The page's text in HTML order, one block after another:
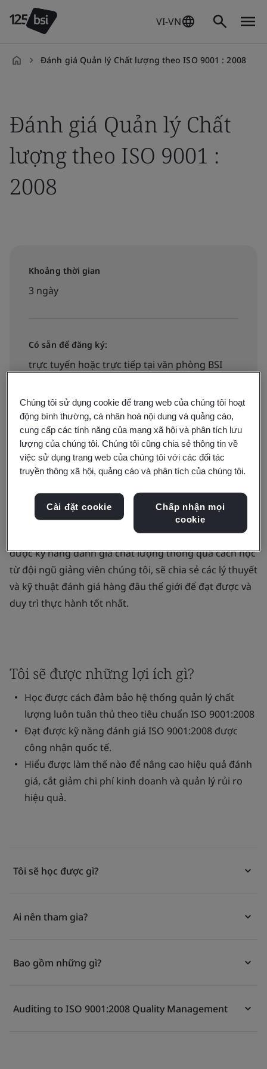
VI-VN
Đánh giá Quản lý Chất lượng theo ISO 9001 : 2008
Đánh giá Quản lý Chất
lượng theo ISO 9001 :
2008
Khoảng thời gian
3 ngày
Có sẵn để đăng ký:
trực tuyến hoặc trực tiếp tại văn phòng BSI
Tìm hiểu làm thế nào để đảm bảo Hệ thống Quản lý
Chất lượng tiêu chuẩn ISO 9001:2008 vẫn còn phù hợp
Đào tạo Đánh giá Quản lý Chất lượng theo ISO
9001:200
Trong suốt khóa học kéo dài 3 ngày này, bạn sẽ đạt
được kỹ năng đánh giá chất lượng thông qua cách học
từ đội ngũ giảng viên chúng tôi, sẽ chia sẻ các lý thuyết
và kỹ thuật đánh giá hàng đâu thế giới để đạt được và
duy trì thực hành tốt nhất.
Tôi sẽ được những lợi ích gì?
Học được cách đảm bảo hệ thống quản lý chất
lượng luôn tuân thủ theo tiêu chuẩn ISO 9001:2008
Đạt được kỹ năng đánh giá ISO 9001:2008 được
công nhận quốc tế.
Hiểu được làm thế nào để nâng cao hiệu quả đánh
giá, cắt giảm chi phí kinh doanh và quản lý rủi ro
hiệu quả.
Tôi sẽ học được gì?
Ai nên tham gia?
Bao gồm những gì?
Auditing to ISO 9001:2008 Quality Management
Chúng tôi sử dụng cookie để trang web của chúng tôi hoạt
động bình thường, cá nhân hoá nội dung và quảng cáo,
cung cấp các tính năng của mạng xã hội và phân tích lưu
lượng của chúng tôi. Chúng tôi cũng chia sẻ thông tin về
việc sử dụng trang web của chúng tôi với các đối tác
truyền thông xã hội, quảng cáo và phân tích của chúng tôi.
Cài đặt cookie
Chấp nhận mọi
cookie